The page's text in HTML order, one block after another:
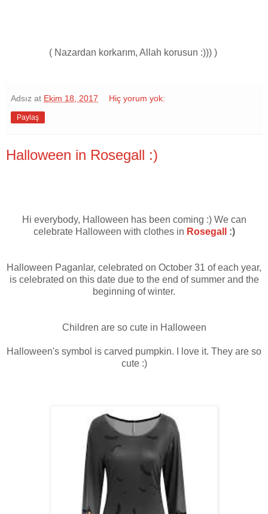
( Nazardan korkarım, Allah korusun :))) )
Adsız at Ekim 18, 2017 Hiç yorum yok:
Paylaş
Halloween in Rosegall :)
Hi everybody, Halloween has been coming :) We can
celebrate Halloween with clothes in Rosegall :)
Halloween Paganlar, celebrated on October 31 of each year,
is celebrated on this date due to the end of summer and the
beginning of winter.
Children are so cute in Halloween
Halloween's symbol is carved pumpkin. I love it. They are so
cute :)